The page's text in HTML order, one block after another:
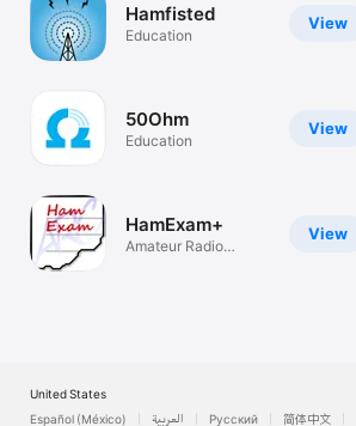
View
Hamfisted
Education
View
50Ohm
Education
View
HamExam+
Amateur Radio
United States
Español (México)
العربية Русский 简体中文